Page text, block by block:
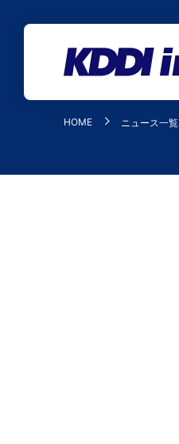
HOME ニュース一覧